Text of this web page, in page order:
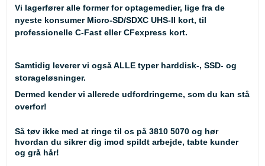
Vi lagerfører alle former for optagemedier, lige fra de
nyeste konsumer Micro-SD/SDXC UHS-II kort, til
professionelle C-Fast eller CFexpress kort.
Samtidig leverer vi også ALLE typer harddisk-, SSD- og
storageløsninger.
Dermed kender vi allerede udfordringerne, som du kan stå
overfor!
Så tøv ikke med at ringe til os på 3810 5070 og hør
hvordan du sikrer dig imod spildt arbejde, tabte kunder
og grå hår!